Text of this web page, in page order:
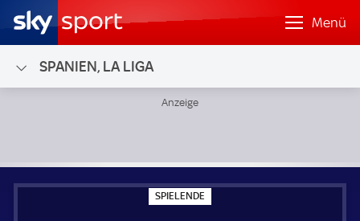
Menü
SPANIEN, LA LIGA
SPIELENDE
P